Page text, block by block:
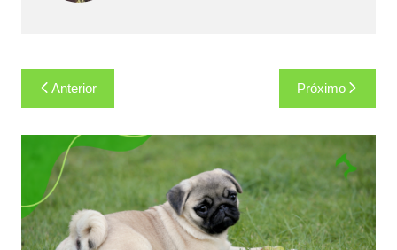
Navegação
de
Post
Anterior Próximo